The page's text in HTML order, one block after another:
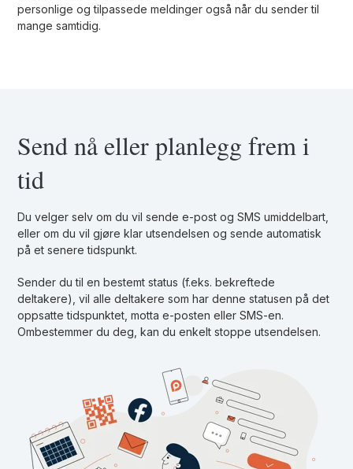
personlige og tilpassede meldinger også når du sender til
mange samtidig.
Send nå eller planlegg frem i
tid
Du velger selv om du vil sende e-post og SMS umiddelbart,
eller om du vil gjøre klar utsendelsen og sende automatisk
på et senere tidspunkt.
Sender du til en bestemt status (f.eks. bekreftede
deltakere), vil alle deltakere som har denne statusen på det
oppsatte tidspunktet, motta e-posten eller SMS-en.
Ombestemmer du deg, kan du enkelt stoppe utsendelsen.